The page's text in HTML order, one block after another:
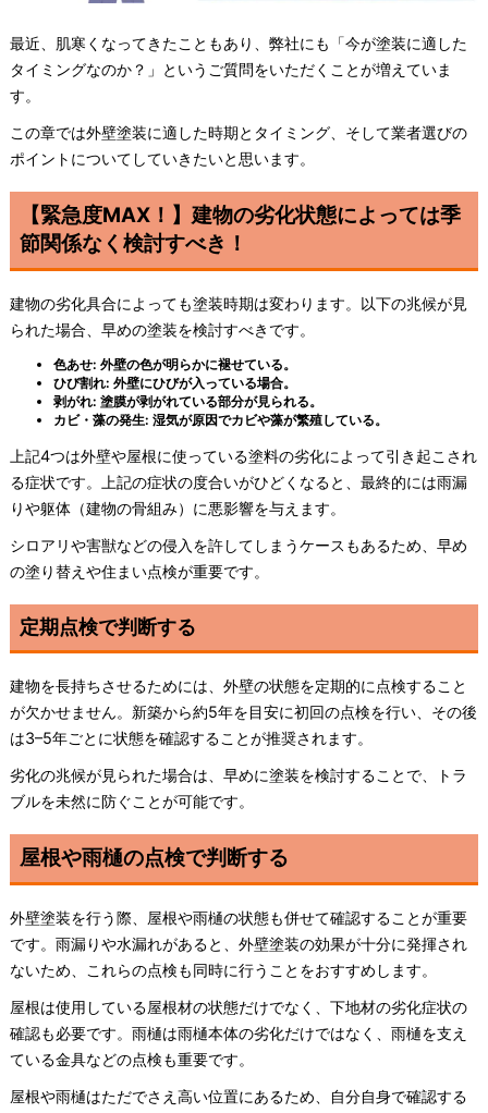
最近、肌寒くなってきたこともあり、弊社にも「今が塗装に適した
タイミングなのか？」というご質問をいただくことが増えていま
す。
この章では外壁塗装に適した時期とタイミング、そして業者選びの
ポイントについてしていきたいと思います。
【緊急度MAX！】建物の劣化状態によっては季
節関係なく検討すべき！
建物の劣化具合によっても塗装時期は変わります。以下の兆候が見
られた場合、早めの塗装を検討すべきです。
色あせ: 外壁の色が明らかに褪せている。
ひび割れ: 外壁にひびが入っている場合。
剥がれ: 塗膜が剥がれている部分が見られる。
カビ・藻の発生: 湿気が原因でカビや藻が繁殖している。
上記4つは外壁や屋根に使っている塗料の劣化によって引き起こされ
る症状です。上記の症状の度合いがひどくなると、最終的には雨漏
りや躯体（建物の骨組み）に悪影響を与えます。
シロアリや害獣などの侵入を許してしまうケースもあるため、早め
の塗り替えや住まい点検が重要です。
定期点検で判断する
建物を長持ちさせるためには、外壁の状態を定期的に点検すること
が欠かせません。新築から約5年を目安に初回の点検を行い、その後
は3–5年ごとに状態を確認することが推奨されます。
劣化の兆候が見られた場合は、早めに塗装を検討することで、トラ
ブルを未然に防ぐことが可能です。
屋根や雨樋の点検で判断する
外壁塗装を行う際、屋根や雨樋の状態も併せて確認することが重要
です。雨漏りや水漏れがあると、外壁塗装の効果が十分に発揮され
ないため、これらの点検も同時に行うことをおすすめします。
屋根は使用している屋根材の状態だけでなく、下地材の劣化症状の
確認も必要です。雨樋は雨樋本体の劣化だけではなく、雨樋を支え
ている金具などの点検も重要です。
屋根や雨樋はただでさえ高い位置にあるため、自分自身で確認する